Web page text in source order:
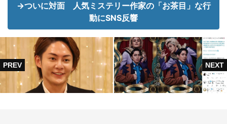
→ついに対面 人気ミステリー作家の「お茶目」な行
動にSNS反響